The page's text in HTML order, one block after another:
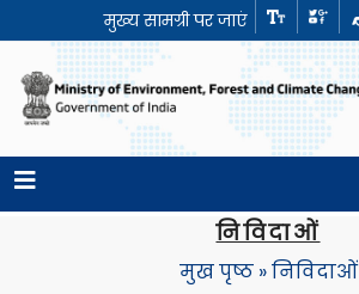
मुख्य सामग्री पर जाएं
निविदाओं
मुख पृष्ठ » निविदाओं